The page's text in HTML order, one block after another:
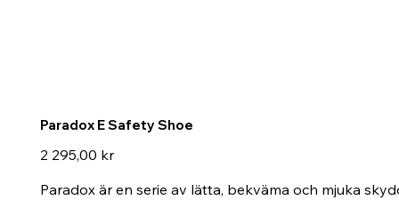
Paradox E Safety Shoe
Pris
2 295,00 kr
Paradox är en serie av lätta, bekväma och mjuka